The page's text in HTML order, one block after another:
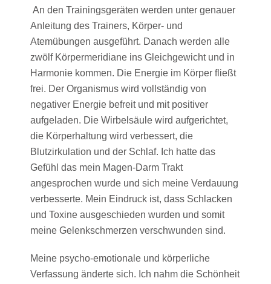
An den Trainingsgeräten werden unter genauer
Anleitung des Trainers, Körper- und
Atemübungen ausgeführt. Danach werden alle
zwölf Körpermeridiane ins Gleichgewicht und in
Harmonie kommen. Die Energie im Körper fließt
frei. Der Organismus wird vollständig von
negativer Energie befreit und mit positiver
aufgeladen. Die Wirbelsäule wird aufgerichtet,
die Körperhaltung wird verbessert, die
Blutzirkulation und der Schlaf. Ich hatte das
Gefühl das mein Magen-Darm Trakt
angesprochen wurde und sich meine Verdauung
verbesserte. Mein Eindruck ist, dass Schlacken
und Toxine ausgeschieden wurden und somit
meine Gelenkschmerzen verschwunden sind.
Meine psycho-emotionale und körperliche
Verfassung änderte sich. Ich nahm die Schönheit